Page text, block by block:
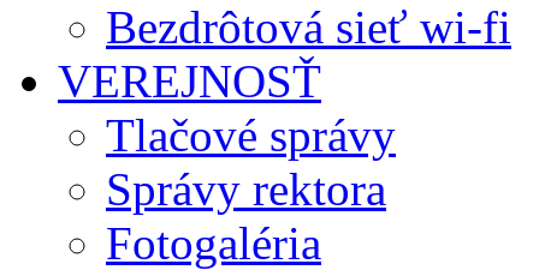
Bezdrôtová sieť wi-fi
VEREJNOSŤ
Tlačové správy
Správy rektora
Fotogaléria